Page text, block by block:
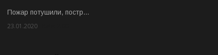
Пожар потушили, постр…
23.01.2020